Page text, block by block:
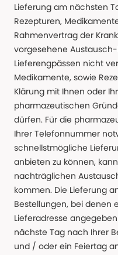
Lieferung am nächsten
Rezepturen,
Rahmenvertrag der
vorgesehene
Lieferengpässen nicht
Medikamente, sowie
Klärung mit Ihnen oder
pharmazeutischen
dürfen. Für die
Ihrer Telefonnummer
schnellstmögliche
anbieten zu können,
nachträglichen
kommen. Die Lieferung
Bestellungen, bei denen
Lieferadresse
nächste Tag nach Ihrer
und / oder ein Feiertag